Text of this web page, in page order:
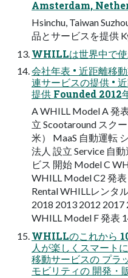
Amsterdam,
Hsinchu, Taiwan
品とサービスを提供
WHILLは世界中で使
会社年表 • 近距離移
連サービスの提供 •
提供 Founded 2012
A WHILL Model A 発
立 Scootaround スク
米） MaaS 自動運転
法人 設立 Service 自
ビス 開始 Model C
WHILL Model C2 発
Rental WHILLレンタ
2018 2013 2012
WHILL Model F 発表
WHILLのこれから
⼈が楽しくスマート
移動サービスの プラ
モビリティの 開発・